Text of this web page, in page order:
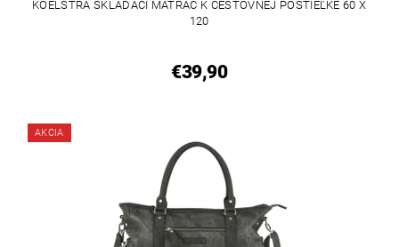
KOELSTRA SKLADACÍ MATRAC K CESTOVNEJ POSTIEĽKE 60 X
120
€39,90
AKCIA